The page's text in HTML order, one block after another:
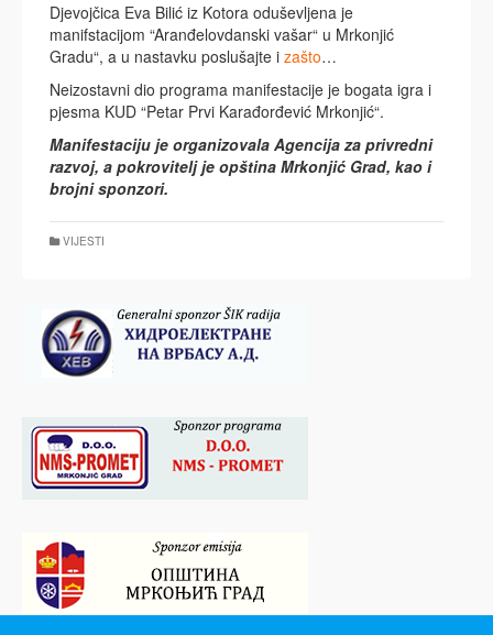
Djevojčica Eva Bilić iz Kotora oduševljena je
manifstacijom “Aranđelovdanski vašar“ u Mrkonjić
Gradu“, a u nastavku poslušajte i zašto…
Neizostavni dio programa manifestacije je bogata igra i
pjesma KUD “Petar Prvi Karađorđević Mrkonjić“.
Manifestaciju je organizovala Agencija za privredni
razvoj, a pokrovitelj je opština Mrkonjić Grad, kao i
brojni sponzori.
VIJESTI